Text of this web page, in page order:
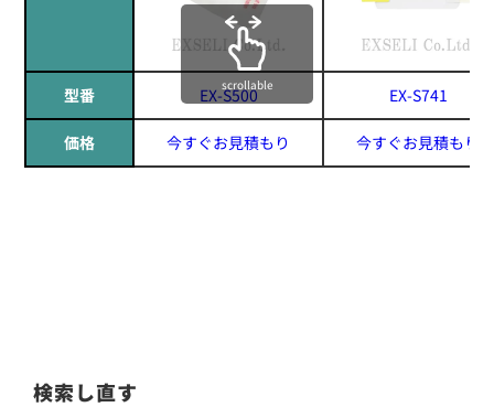
型番 EX-S500 EX-S741
価格 今すぐお見積もり 今すぐお見積もり
scrollable
検索し直す